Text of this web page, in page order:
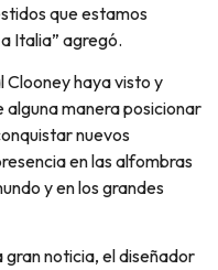
que estamos
Italia” agregó.
Clooney haya visto y
alguna manera posicionar
nuevos
en las alfombras
y en los grandes
noticia, el diseñador